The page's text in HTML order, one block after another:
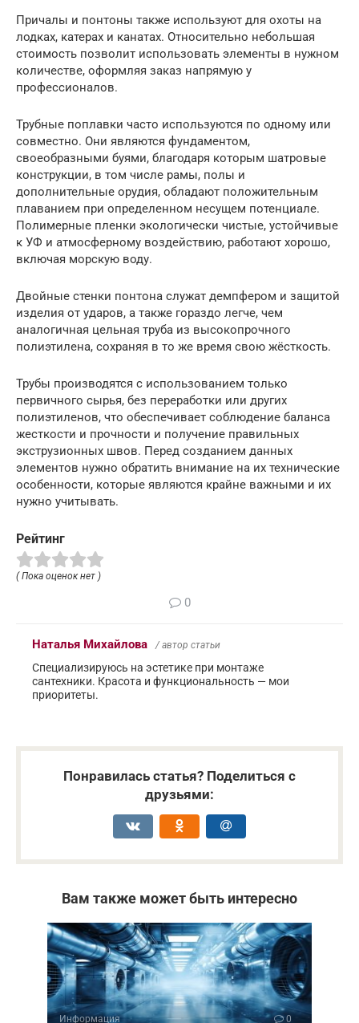
Причалы и понтоны также используют для охоты на
лодках, катерах и канатах. Относительно небольшая
стоимость позволит использовать элементы в нужном
количестве, оформляя заказ напрямую у
профессионалов.
Трубные поплавки часто используются по одному или
совместно. Они являются фундаментом,
своеобразными буями, благодаря которым шатровые
конструкции, в том числе рамы, полы и
дополнительные орудия, обладают положительным
плаванием при определенном несущем потенциале.
Полимерные пленки экологически чистые, устойчивые
к УФ и атмосферному воздействию, работают хорошо,
включая морскую воду.
Двойные стенки понтона служат демпфером и защитой
изделия от ударов, а также гораздо легче, чем
аналогичная цельная труба из высокопрочного
полиэтилена, сохраняя в то же время свою жёсткость.
Трубы производятся с использованием только
первичного сырья, без переработки или других
полиэтиленов, что обеспечивает соблюдение баланса
жесткости и прочности и получение правильных
экструзионных швов. Перед созданием данных
элементов нужно обратить внимание на их технические
особенности, которые являются крайне важными и их
нужно учитывать.
Рейтинг
( Пока оценок нет )
0
Наталья Михайлова / автор статьи
Специализируюсь на эстетике при монтаже
сантехники. Красота и функциональность — мои
приоритеты.
Понравилась статья? Поделиться с
друзьями:
Вам также может быть интересно
Информация 0